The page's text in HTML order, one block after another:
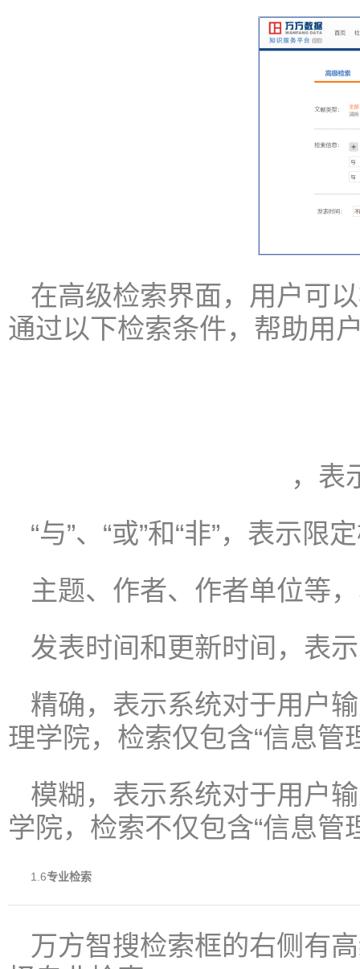
在高级检索界面，用户可
通过以下检索条件，帮助用
，表
“与”、“或”和“非”，表示
主题、作者、作者单位等
发表时间和更新时间，表
精确，表示系统对于用户
理学院，检索仅包含“信息管
模糊，表示系统对于用户
学院，检索不仅包含“信息
1.6专业检索
万方智搜检索框的右侧有